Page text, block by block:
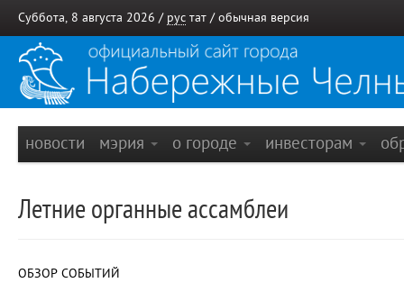
Суббота, 8 августа 2026 / рус тат / обычная версия
новости мэрия о городе инвесторам
Летние органные ассамблеи
ОБЗОР СОБЫТИЙ